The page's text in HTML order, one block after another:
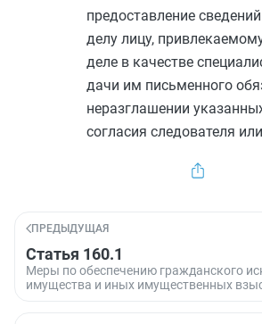
предоставление
делу лицу,
деле в качестве
дачи им письменного
неразглашении
согласия следователя
ПРЕДЫДУЩАЯ
Статья 160.1
Меры по обеспечению гражданского
имущества и иных имущественных